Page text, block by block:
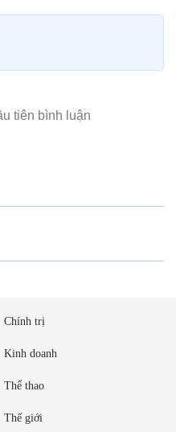
Chính trị
Kinh doanh
Thể thao
Thế giới